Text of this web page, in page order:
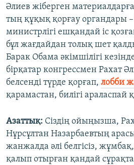
Әлиев жіберген
тың құқық қорғау органдары
министрлігі ешқандай іс
бұл жағдайдан толық шет
Барак Обама әкімшілігі
бірқатар конгрессмен Рахат
белсенді түрде қорғап, лобби
қарамастан, билігі араласпай
Азаттық: Сіздің ойыңызша,
Нұрсұлтан Назарбаевтың
жанжалда әлі белгісіз,
қалып отырған қандай